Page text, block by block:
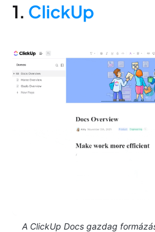
1. ClickUp
A ClickUp Docs gazdag